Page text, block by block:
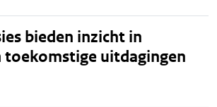
bieden inzicht in
toekomstige uitdagingen